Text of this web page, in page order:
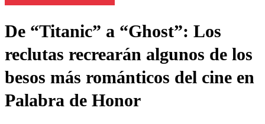
De “Titanic” a “Ghost”: Los
reclutas recrearán algunos de los
besos más románticos del cine en
Palabra de Honor